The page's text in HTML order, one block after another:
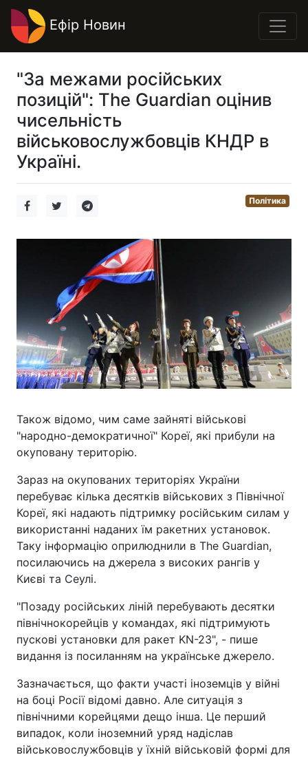
Ефір Новин
"За межами російських
позицій": The Guardian оцінив
чисельність
військовослужбовців КНДР в
Україні.
Політика
Також відомо, чим саме зайняті військові
"народно-демократичної" Кореї, які прибули на
окуповану територію.
Зараз на окупованих територіях України
перебуває кілька десятків військових з Північної
Кореї, які надають підтримку російським силам у
використанні наданих їм ракетних установок.
Таку інформацію оприлюднили в The Guardian,
посилаючись на джерела з високих рангів у
Києві та Сеулі.
"Позаду російських ліній перебувають десятки
північнокорейців у командах, які підтримують
пускові установки для ракет KN-23", - пише
видання із посиланням на українське джерело.
Зазначається, що факти участі іноземців у війні
на боці Росії відомі давно. Але ситуація з
північними корейцями дещо інша. Це перший
випадок, коли іноземний уряд надіслав
військовослужбовців у їхній військовій формі для